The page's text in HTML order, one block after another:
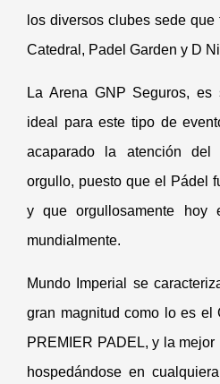
los diversos clubes sede
Catedral, Padel Garden y D
La Arena GNP Seguros,
ideal para este tipo de
acaparado la atención
orgullo, puesto que el Pádel
y que orgullosamente hoy
mundialmente.
Mundo Imperial se
gran magnitud como lo es el
PREMIER PADEL, y la
hospedándose en